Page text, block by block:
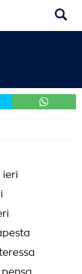
ieri